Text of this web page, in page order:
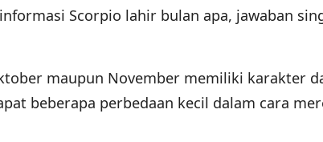
Scorpio lahir bulan apa, jawaban
maupun November memiliki karakter
beberapa perbedaan kecil dalam cara